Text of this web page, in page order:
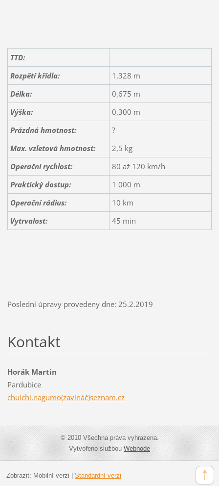
TTD:
Rozpětí křídla:
1,328 m
Délka:
0,675 m
Výška:
0,300 m
Prázdná hmotnost:
?
Max. vzletová hmotnost:
2,5 kg
Operační rychlost:
80 až 120 km/h
Praktický dostup:
1 000 m
Operační rádius:
10 km
Vytrvalost:
45 min
Poslední úpravy provedeny dne: 25.2.2019
Kontakt
Horák Martin
Pardubice
chuichi.nagumo(zavináč)seznam.cz
© 2010 Všechna práva vyhrazena.
Vytvořeno službouWebnode
Zobrazit: Mobilní verzi Standardní verzi